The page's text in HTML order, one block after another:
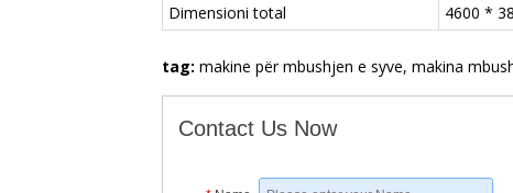
Dimensioni total
4600 *
tag: makine për mbushjen e syve, makina
Contact Us Now